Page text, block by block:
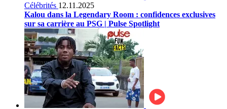
Célébrités 12.11.2025
Kalou dans la Legendary Room : confidences exclusives
sur sa carrière au PSG | Pulse Spotlight